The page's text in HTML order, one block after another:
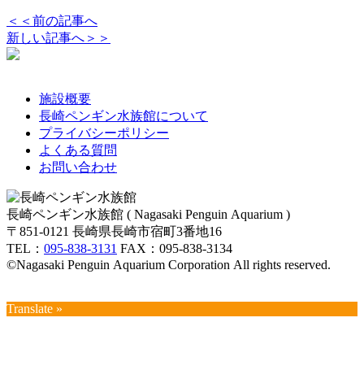
＜＜前の記事へ
新しい記事へ＞＞
施設概要
長崎ペンギン水族館について
プライバシーポリシー
よくある質問
お問い合わせ
長崎ペンギン水族館 ( Nagasaki Penguin Aquarium )
〒851-0121 長崎県長崎市宿町3番地16
TEL： 095-838-3131 FAX：095-838-3134
©Nagasaki Penguin Aquarium Corporation All rights reserved.
Translate »